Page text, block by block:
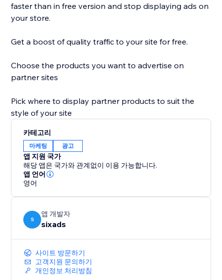
faster than in free version and stop displaying ads on
your store.
Get a boost of quality traffic to your site for free.
Choose the products you want to advertise on
partner sites
Pick where to display partner products to suit the
style of your site
카테고리
마케팅 광고
앱 지원 국가
해당 앱은 국가와 관계없이 이용 가능합니다.
앱 언어
영어
S
앱 개발자
sixads
사이트 방문하기
고객지원 문의하기
개인정보 처리방침